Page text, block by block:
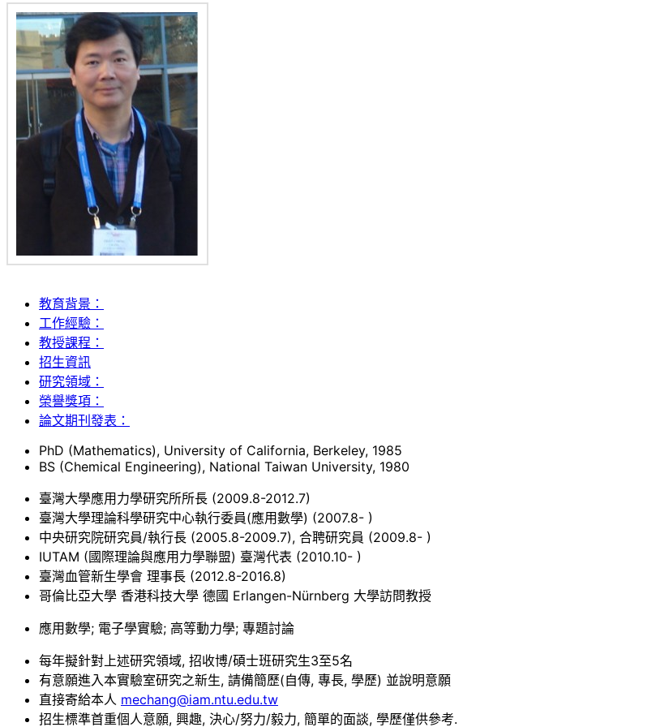
教育背景：
工作經驗：
教授課程：
招生資訊
研究領域：
榮譽獎項：
論文期刊發表：
PhD (Mathematics), University of California, Berkeley, 1985
BS (Chemical Engineering), National Taiwan University, 1980
臺灣大學應用力學研究所所長 (2009.8-2012.7)
臺灣大學理論科學研究中心執行委員(應用數學) (2007.8- )
中央研究院研究員/執行長 (2005.8-2009.7), 合聘研究員 (2009.8- )
IUTAM (國際理論與應用力學聯盟) 臺灣代表 (2010.10- )
臺灣血管新生學會 理事長 (2012.8-2016.8)
哥倫比亞大學 香港科技大學 德國 Erlangen-Nürnberg 大學訪問教授
應用數學; 電子學實驗; 高等動力學; 專題討論
每年擬針對上述研究領域, 招收博/碩士班研究生3至5名
有意願進入本實驗室研究之新生, 請備簡歷(自傳, 專長, 學歷) 並說明意願
直接寄給本人 mechang@iam.ntu.edu.tw
招生標準首重個人意願, 興趣, 決心/努力/毅力, 簡單的面談, 學歷僅供參考.